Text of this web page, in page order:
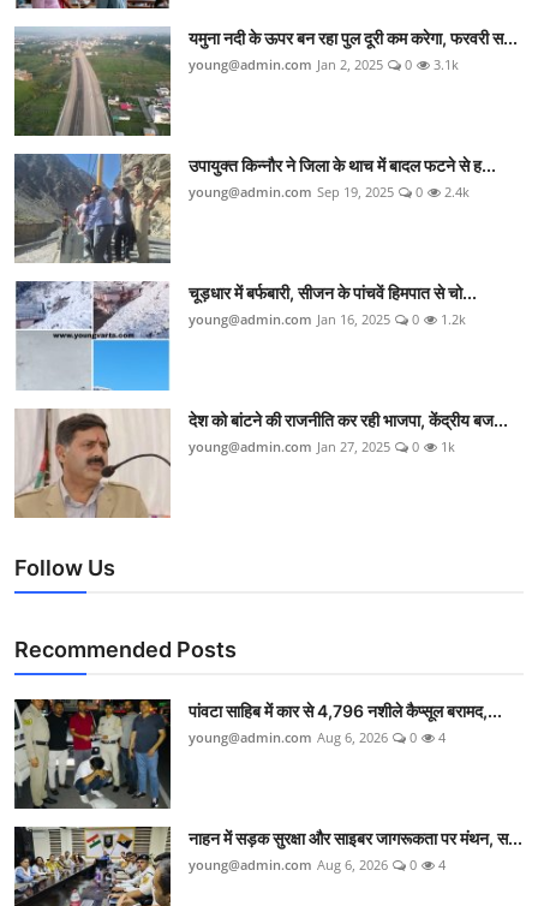
यमुना नदी के ऊपर बन रहा पुल दूरी कम करेगा, फरवरी स...
young@admin.com Jan 2, 2025 0 3.1k
उपायुक्त किन्नौर ने जिला के थाच में बादल फटने से ह...
young@admin.com Sep 19, 2025 0 2.4k
चूड़धार में बर्फबारी, सीजन के पांचवें हिमपात से चो...
young@admin.com Jan 16, 2025 0 1.2k
देश को बांटने की राजनीति कर रही भाजपा, केंद्रीय बज...
young@admin.com Jan 27, 2025 0 1k
Follow Us
Recommended Posts
पांवटा साहिब में कार से 4,796 नशीले कैप्सूल बरामद,...
young@admin.com Aug 6, 2026 0 4
नाहन में सड़क सुरक्षा और साइबर जागरूकता पर मंथन, स...
young@admin.com Aug 6, 2026 0 4